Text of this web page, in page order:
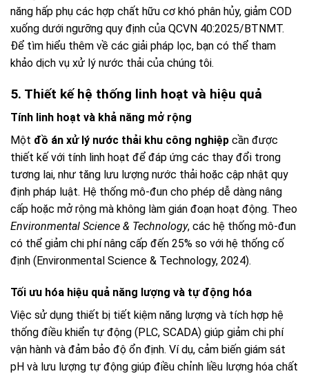
năng hấp phụ các hợp chất hữu cơ khó phân hủy, giảm COD
xuống dưới ngưỡng quy định của QCVN 40:2025/BTNMT.
Để tìm hiểu thêm về các giải pháp lọc, bạn có thể tham
khảo dịch vụ xử lý nước thải của chúng tôi.
5. Thiết kế hệ thống linh hoạt và hiệu quả
Tính linh hoạt và khả năng mở rộng
Một đồ án xử lý nước thải khu công nghiệp cần được
thiết kế với tính linh hoạt để đáp ứng các thay đổi trong
tương lai, như tăng lưu lượng nước thải hoặc cập nhật quy
định pháp luật. Hệ thống mô-đun cho phép dễ dàng nâng
cấp hoặc mở rộng mà không làm gián đoạn hoạt động. Theo
Environmental Science & Technology, các hệ thống mô-đun
có thể giảm chi phí nâng cấp đến 25% so với hệ thống cố
định (Environmental Science & Technology, 2024).
Tối ưu hóa hiệu quả năng lượng và tự động hóa
Việc sử dụng thiết bị tiết kiệm năng lượng và tích hợp hệ
thống điều khiển tự động (PLC, SCADA) giúp giảm chi phí
vận hành và đảm bảo độ ổn định. Ví dụ, cảm biến giám sát
pH và lưu lượng tự động giúp điều chỉnh liều lượng hóa chất